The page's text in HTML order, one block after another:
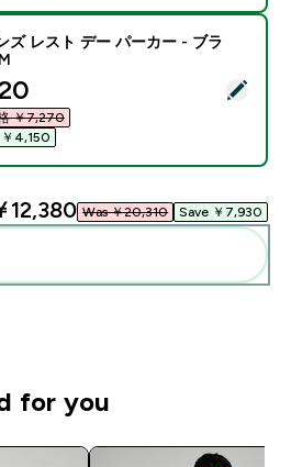
MP メンズ レスト デー パーカー -
ズ レスト デー パーカー - ブラ
price
￥7,270‎
4,150‎
12,380‎ Was ￥20,310‎ Save ￥7,930‎
for you